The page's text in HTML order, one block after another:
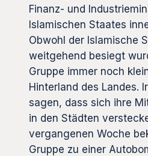
Finanz- und
Islamischen Staates
Obwohl der Islamische
weitgehend besiegt
Gruppe immer noch
Hinterland des Landes.
sagen, dass sich ihre
in den Städten
vergangenen Woche
Gruppe zu einer